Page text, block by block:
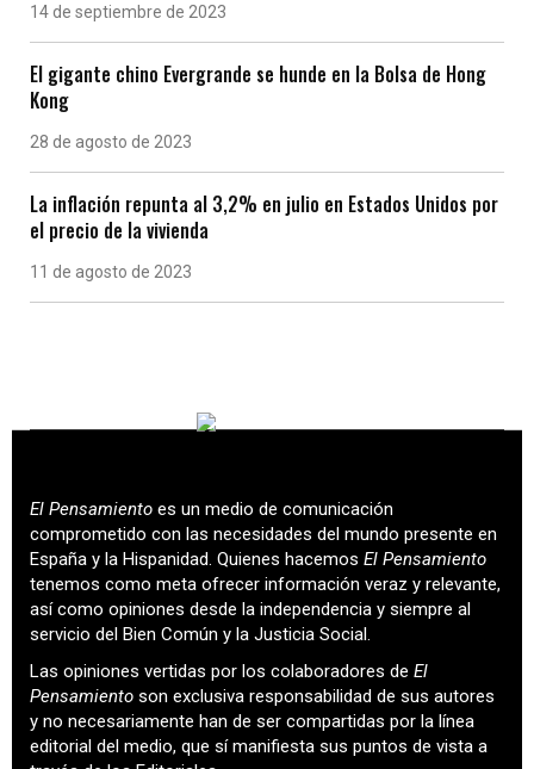
14 de septiembre de 2023
El gigante chino Evergrande se hunde en la Bolsa de Hong
Kong
28 de agosto de 2023
La inflación repunta al 3,2% en julio en Estados Unidos por
el precio de la vivienda
11 de agosto de 2023
El Pensamiento es un medio de comunicación
comprometido con las necesidades del mundo presente en
España y la Hispanidad. Quienes hacemos El Pensamiento
tenemos como meta ofrecer información veraz y relevante,
así como opiniones desde la independencia y siempre al
servicio del Bien Común y la Justicia Social.
Las opiniones vertidas por los colaboradores de El
Pensamiento son exclusiva responsabilidad de sus autores
y no necesariamente han de ser compartidas por la línea
editorial del medio, que sí manifiesta sus puntos de vista a